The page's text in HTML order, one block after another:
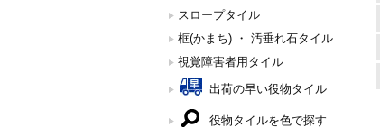
スロープタイル
框(かまち) ・ 汚垂れ石タイル
視覚障害者用タイル
出荷の早い役物タイル
役物タイルを色で探す